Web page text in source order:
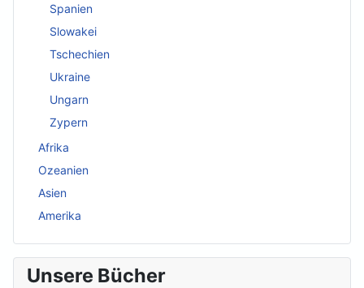
Spanien
Slowakei
Tschechien
Ukraine
Ungarn
Zypern
Afrika
Ozeanien
Asien
Amerika
Unsere Bücher